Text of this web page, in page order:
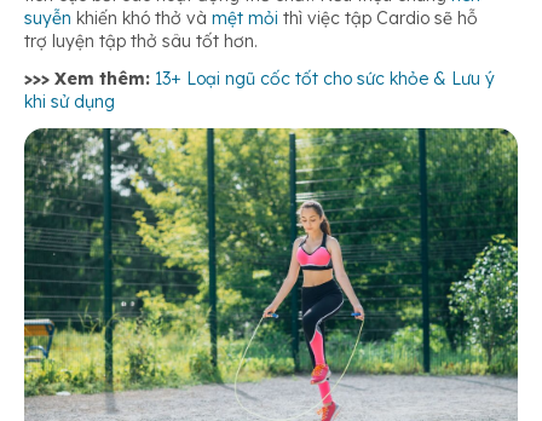
suyễn khiến khó thở và mệt mỏi thì việc tập Cardio sẽ hỗ
trợ luyện tập thở sâu tốt hơn.
>>> Xem thêm: 13+ Loại ngũ cốc tốt cho sức khỏe & Lưu ý
khi sử dụng